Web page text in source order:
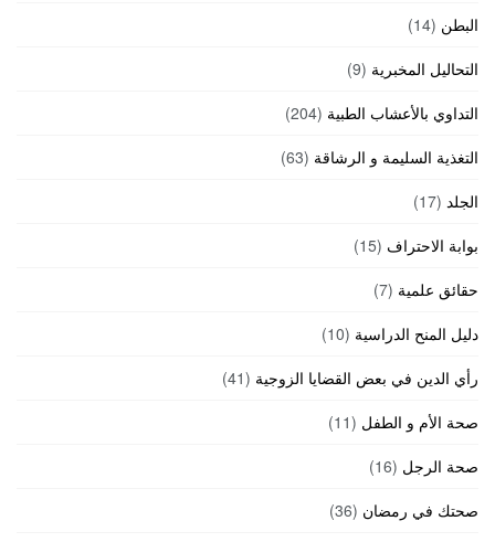
البطن (14)
التحاليل المخبرية (9)
التداوي بالأعشاب الطبية (204)
التغذية السليمة و الرشاقة (63)
الجلد (17)
بوابة الاحتراف (15)
حقائق علمية (7)
دليل المنح الدراسية (10)
رأي الدين في بعض القضايا الزوجية (41)
صحة الأم و الطفل (11)
صحة الرجل (16)
صحتك في رمضان (36)